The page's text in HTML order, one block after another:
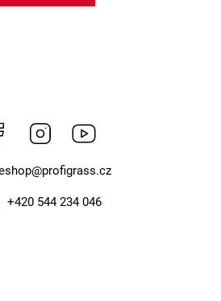
Facebook Instagram
@profigrass.cz
+420 544 234 046